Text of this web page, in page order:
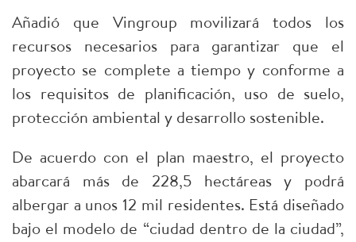
​Añadió que Vingroup movilizará todos los
recursos necesarios para garantizar que el
proyecto se complete a tiempo y conforme a
los requisitos de planificación, uso de suelo,
protección ambiental y desarrollo sostenible.
​De acuerdo con el plan maestro, el proyecto
abarcará más de 228,5 hectáreas y podrá
albergar a unos 12 mil residentes. Está diseñado
bajo el modelo de “ciudad dentro de la ciudad”,